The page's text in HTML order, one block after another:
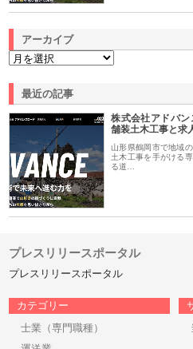
アーカイブ
最近の記事
株式会社アドバ
舗装土木工事と求
山形県鶴岡市で地域
土木工事を手がける
る道…
プレスリリースポータル
プレスリリースポータル
カテゴリー
士業（専門職種）